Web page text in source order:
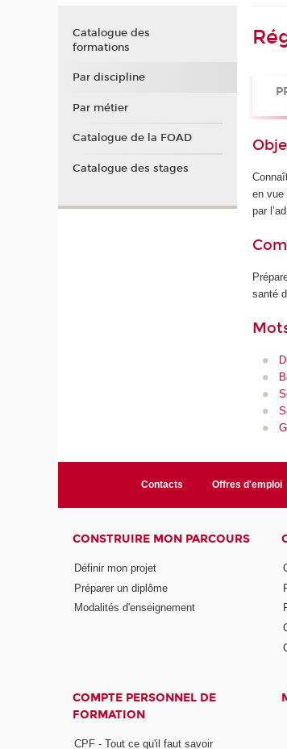
en vue
par
santé
Catalogue des
formations
Par discipline
Par métier
Catalogue de la FOAD
Catalogue des stages
Contacts Offres d'emploi
CONSTRUIRE MON PARCOURS
Définir mon projet
Préparer un diplôme
Modalités d'enseignement
COMPTE PERSONNEL DE
FORMATION
CPF - Tout ce qu'il faut savoir